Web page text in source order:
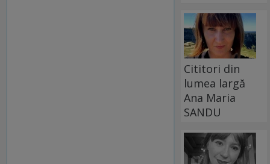
Cititori din
lumea largă
Ana Maria
SANDU